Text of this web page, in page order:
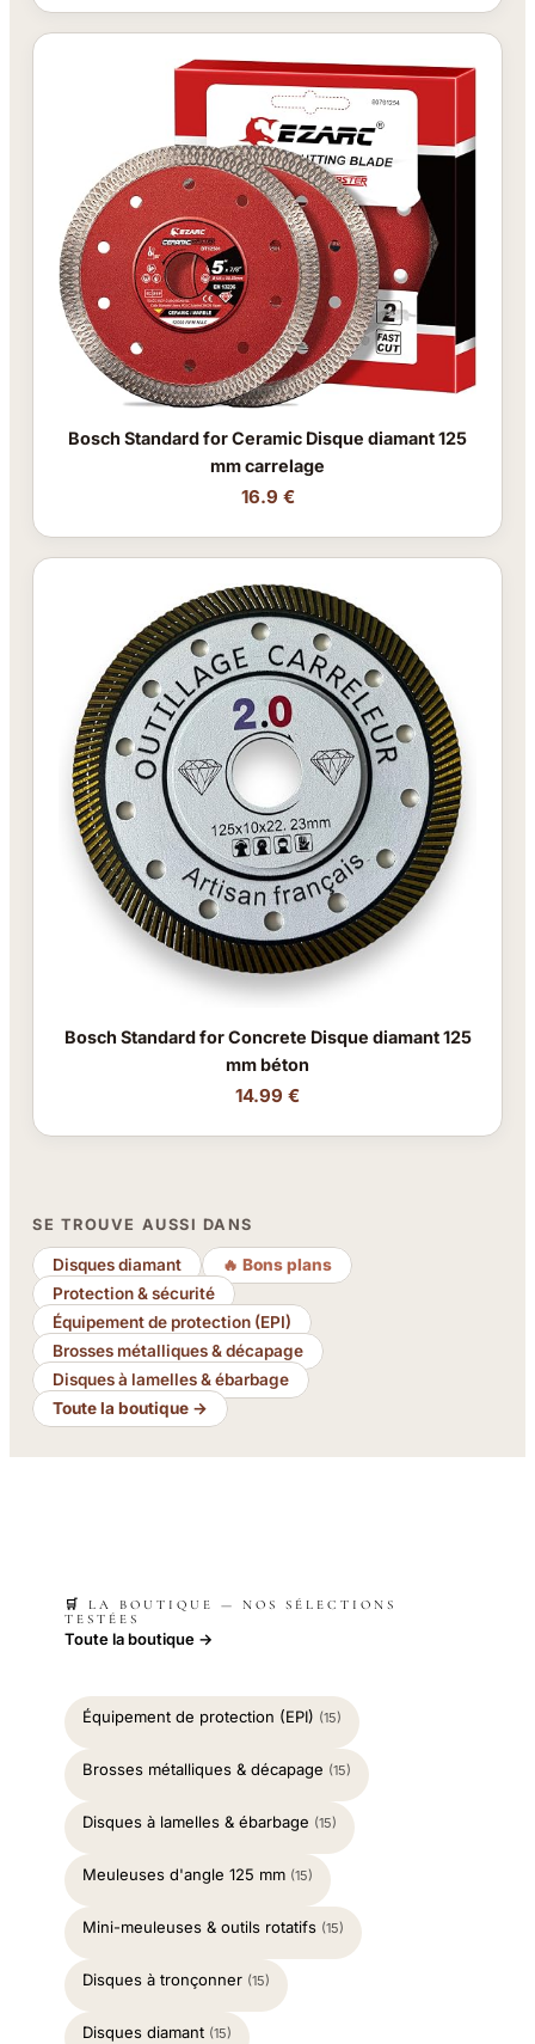
Bosch Standard for Ceramic Disque diamant 125
mm carrelage
16.9 €
Bosch Standard for Concrete Disque diamant 125
mm béton
14.99 €
SE TROUVE AUSSI DANS
Disques diamant
🔥 Bons plans
Protection & sécurité
Équipement de protection (EPI)
Brosses métalliques & décapage
Disques à lamelles & ébarbage
Toute la boutique →
🛒 LA BOUTIQUE — NOS SÉLECTIONS
TESTÉES
Toute la boutique →
Équipement de protection (EPI) (15)
Brosses métalliques & décapage (15)
Disques à lamelles & ébarbage (15)
Meuleuses d'angle 125 mm (15)
Mini-meuleuses & outils rotatifs (15)
Disques à tronçonner (15)
Disques diamant (15)